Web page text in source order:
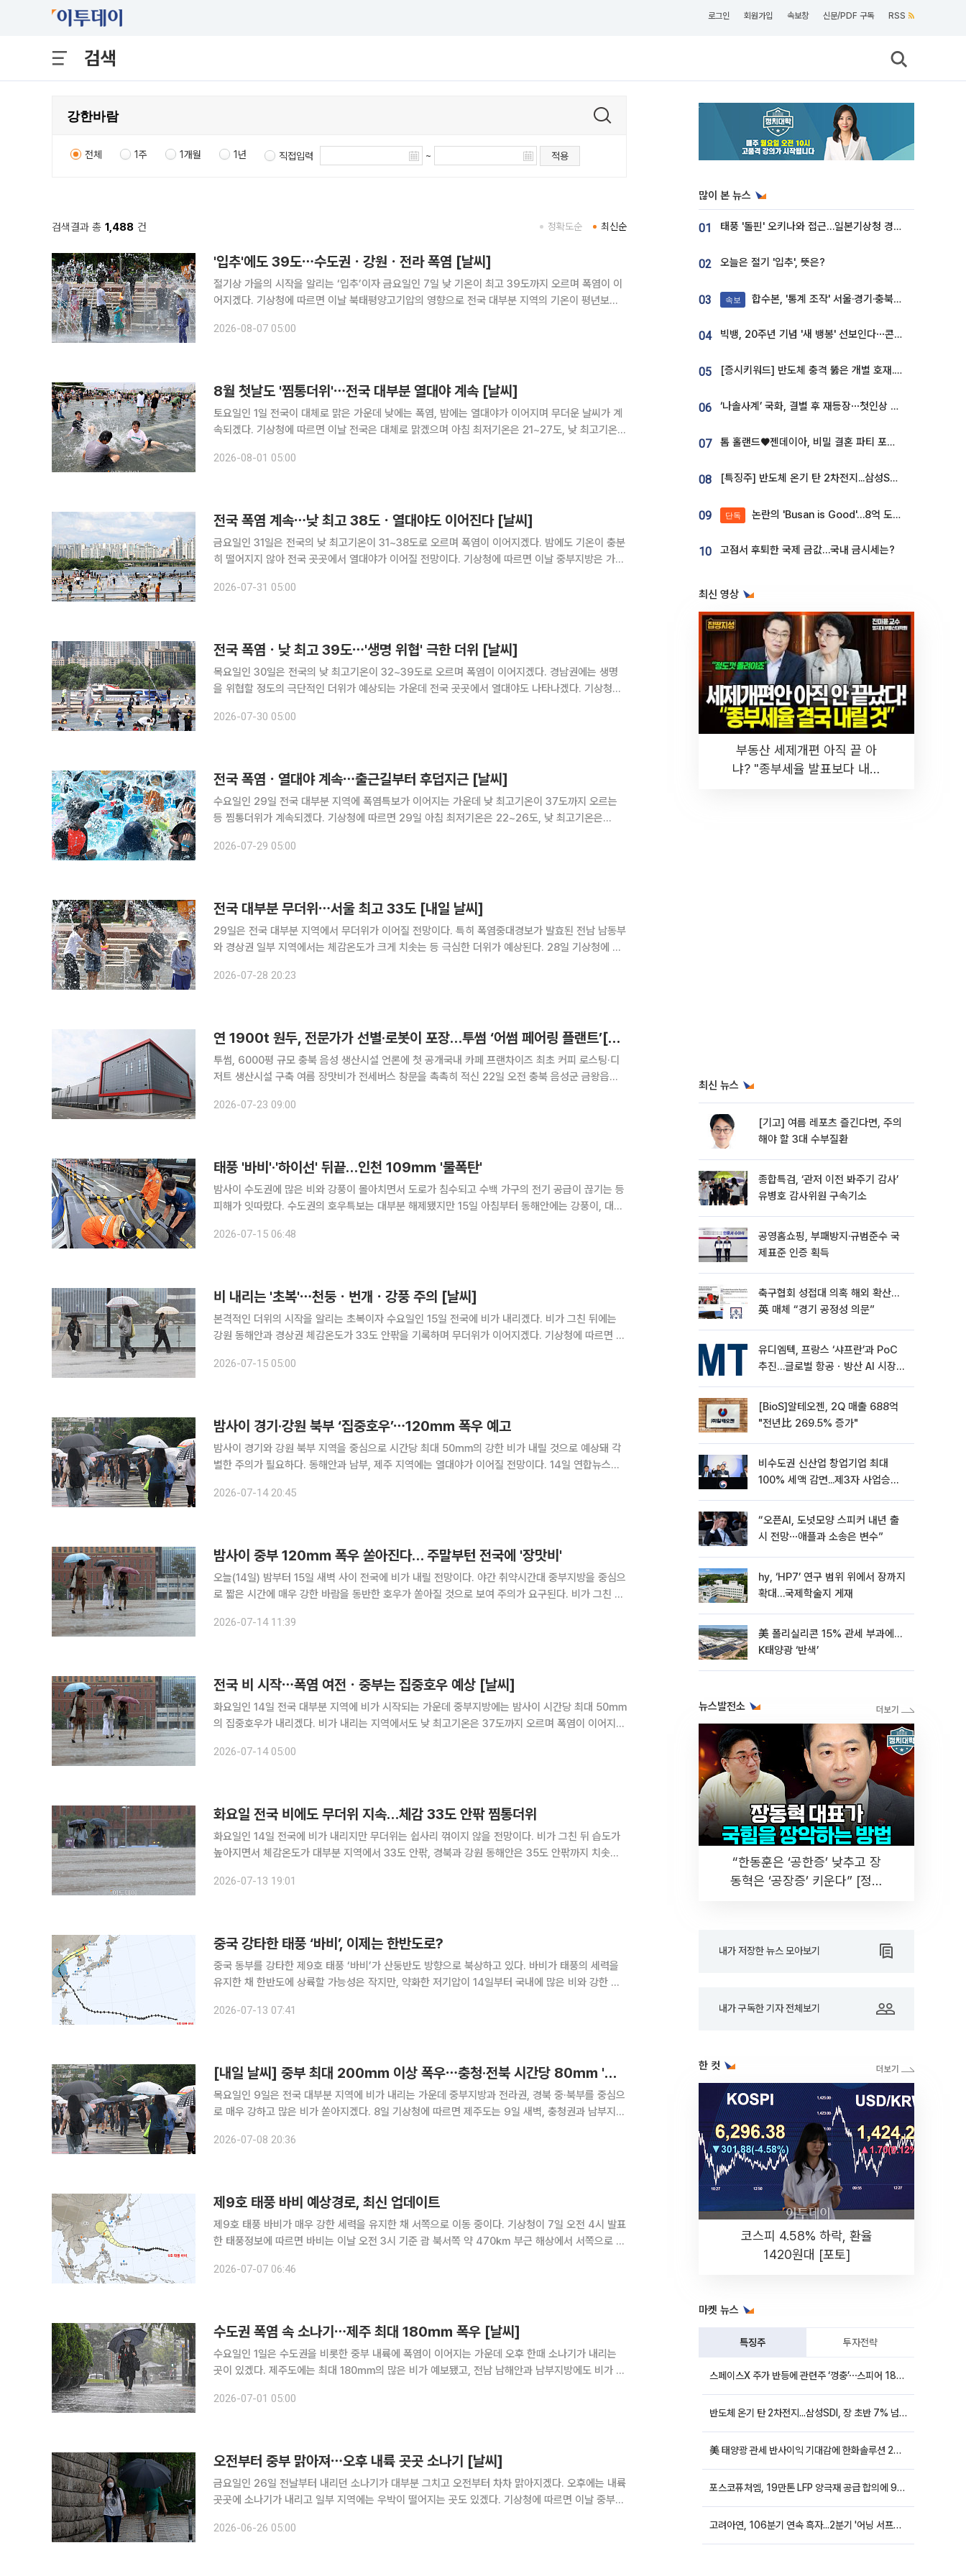
로그인 회원가입 속보창 신문/PDF 구독 RSS
검색
전체 1주 1개월 1년 직접입력 ~ 적용
검색결과 총 1,488 건 최신순
정확도순
'입추'에도 39도⋯수도권ㆍ강원ㆍ전라 폭염 [날씨]
절기상 가을의 시작을 알리는 ‘입추’이자 금요일인 7일 낮 기온이 최고 39도까지 오르며 폭염이 이
어지겠다. 기상청에 따르면 이날 북태평양고기압의 영향으로 전국 대부분 지역의 기온이 평년보다
효된 가운데 최고체감온도는 35도 안팎까지 올라 매우 덥겠다
2026-08-07 05:00
8월 첫날도 '찜통더위'⋯전국 대부분 열대야 계속 [날씨]
토요일인 1일 전국이 대체로 맑은 가운데 낮에는 폭염, 밤에는 열대야가 이어지며 무더운 날씨가 계
속되겠다. 기상청에 따르면 이날 전국은 대체로 맑겠으며 아침 최저기온은 21~27도, 낮 최고기온은
온이 25도 이상 유지되는 열대야가 나타나는 곳이 많겠다.
2026-08-01 05:00
전국 폭염 계속⋯낮 최고 38도ㆍ열대야도 이어진다 [날씨]
금요일인 31일은 전국의 낮 최고기온이 31~38도로 오르며 폭염이 이어지겠다. 밤에도 기온이 충분
히 떨어지지 않아 전국 곳곳에서 열대야가 이어질 전망이다. 기상청에 따르면 이날 중부지방은 가끔
2026-07-31 05:00
전국 폭염ㆍ낮 최고 39도⋯'생명 위협' 극한 더위 [날씨]
목요일인 30일은 전국의 낮 최고기온이 32~39도로 오르며 폭염이 이어지겠다. 경남권에는 생명
을 위협할 정도의 극단적인 더위가 예상되는 가운데 전국 곳곳에서 열대야도 나타나겠다. 기상청에
고기압의 영향으로 강한 햇볕이 이어지면서 전국 대부분 지역의 기온이 평년
2026-07-30 05:00
전국 폭염ㆍ열대야 계속⋯출근길부터 후덥지근 [날씨]
수요일인 29일 전국 대부분 지역에 폭염특보가 이어지는 가운데 낮 최고기온이 37도까지 오르는
등 찜통더위가 계속되겠다. 기상청에 따르면 29일 아침 최저기온은 22~26도, 낮 최고기온은
2026-07-29 05:00
전국 대부분 무더위⋯서울 최고 33도 [내일 날씨]
29일은 전국 대부분 지역에서 무더위가 이어질 전망이다. 특히 폭염중대경보가 발효된 전남 남동부
와 경상권 일부 지역에서는 체감온도가 크게 치솟는 등 극심한 더위가 예상된다. 28일 기상청에 따
2026-07-28 20:23
연 1900t 원두, 전문가가 선별·로봇이 포장…투썸 ‘어썸 페어링 플랜트’[가보니]
투썸, 6000평 규모 충북 음성 생산시설 언론에 첫 공개국내 카페 프랜차이즈 최초 커피 로스팅·디
저트 생산시설 구축 여름 장맛비가 전세버스 창문을 촉촉히 적신 22일 오전 충북 음성군 금왕읍에
한 커피 향이 기분좋게 코 끝을 자극했다. 생산동 내 로스팅실에
2026-07-23 09:00
태풍 '바비'·'하이선' 뒤끝…인천 109㎜ '물폭탄'
밤사이 수도권에 많은 비와 강풍이 몰아치면서 도로가 침수되고 수백 가구의 전기 공급이 끊기는 등
피해가 잇따랐다. 수도권의 호우특보는 대부분 해제됐지만 15일 아침부터 동해안에는 강풍이, 대구·
면 전날 오후 6시부터 이날 오전 3시까지 인천에서 접수된 강풍
2026-07-15 06:48
비 내리는 '초복'⋯천둥ㆍ번개ㆍ강풍 주의 [날씨]
본격적인 더위의 시작을 알리는 초복이자 수요일인 15일 전국에 비가 내리겠다. 비가 그친 뒤에는
강원 동해안과 경상권 체감온도가 33도 안팎을 기록하며 무더위가 이어지겠다. 기상청에 따르면 이
중심으로 돌풍과 천둥ㆍ번개를 동반한 매우 강한 비가 내리는 곳이 있겠
2026-07-15 05:00
밤사이 경기·강원 북부 ‘집중호우’⋯120㎜ 폭우 예고
밤사이 경기와 강원 북부 지역을 중심으로 시간당 최대 50㎜의 강한 비가 내릴 것으로 예상돼 각
별한 주의가 필요하다. 동해안과 남부, 제주 지역에는 열대야가 이어질 전망이다. 14일 연합뉴스에
늦은 밤부터 15일 이른 새벽 사이 시간당 30∼50㎜의 집중호우가
2026-07-14 20:45
밤사이 중부 120㎜ 폭우 쏟아진다… 주말부턴 전국에 '장맛비'
오늘(14일) 밤부터 15일 새벽 사이 전국에 비가 내릴 전망이다. 야간 취약시간대 중부지방을 중심으
로 짧은 시간에 매우 강한 바람을 동반한 호우가 쏟아질 것으로 보여 주의가 요구된다. 비가 그친 뒤
용을 담은 강수와 날씨 전망을 발표했다. 이날 저녁부터 한
2026-07-14 11:39
전국 비 시작⋯폭염 여전ㆍ중부는 집중호우 예상 [날씨]
화요일인 14일 전국 대부분 지역에 비가 시작되는 가운데 중부지방에는 밤사이 시간당 최대 50㎜
의 집중호우가 내리겠다. 비가 내리는 지역에서도 낮 최고기온은 37도까지 오르며 폭염이 이어지겠
시작돼 오후에는 강원도와 충북, 전라권으로 확대되겠고, 밤에는 경상
2026-07-14 05:00
화요일 전국 비에도 무더위 지속…체감 33도 안팎 찜통더위
화요일인 14일 전국에 비가 내리지만 무더위는 쉽사리 꺾이지 않을 전망이다. 비가 그친 뒤 습도가
높아지면서 체감온도가 대부분 지역에서 33도 안팎, 경북과 강원 동해안은 35도 안팎까지 치솟아
낮아지겠으나, 비가 그친 뒤 다시 습도가 오르면서 무더위가 재
2026-07-13 19:01
중국 강타한 태풍 ‘바비’, 이제는 한반도로?
중국 동부를 강타한 제9호 태풍 ‘바비’가 산둥반도 방향으로 북상하고 있다. 바비가 태풍의 세력을
유지한 채 한반도에 상륙할 가능성은 작지만, 약화한 저기압이 14일부터 국내에 많은 비와 강한 바
부근 육상에서 시속 11㎞로 북북서진했다. 중심기압은 99
2026-07-13 07:41
[내일 날씨] 중부 최대 200㎜ 이상 폭우⋯충청·전북 시간당 80㎜ '물폭탄'
목요일인 9일은 전국 대부분 지역에 비가 내리는 가운데 중부지방과 전라권, 경북 중·북부를 중심으
로 매우 강하고 많은 비가 쏟아지겠다. 8일 기상청에 따르면 제주도는 9일 새벽, 충청권과 남부지방
상 강수량은 서울·인천·경기 50~100㎜(많은 곳 150㎜
2026-07-08 20:36
제9호 태풍 바비 예상경로, 최신 업데이트
제9호 태풍 바비가 매우 강한 세력을 유지한 채 서쪽으로 이동 중이다. 기상청이 7일 오전 4시 발표
한 태풍정보에 따르면 바비는 이날 오전 3시 기준 괌 북서쪽 약 470㎞ 부근 해상에서 서쪽으로 이
계로 분류됐다. 바비는 당분간 강한 세력을 유지한
2026-07-07 06:46
수도권 폭염 속 소나기⋯제주 최대 180㎜ 폭우 [날씨]
수요일인 1일은 수도권을 비롯한 중부 내륙에 폭염이 이어지는 가운데 오후 한때 소나기가 내리는
곳이 있겠다. 제주도에는 최대 180㎜의 많은 비가 예보됐고, 전남 남해안과 남부지방에도 비가 내
이어지겠다. 전남권과 경남권, 경북 남부에는 새벽부터 저녁 사이 비가
2026-07-01 05:00
오전부터 중부 맑아져⋯오후 내륙 곳곳 소나기 [날씨]
금요일인 26일 전날부터 내리던 소나기가 대부분 그치고 오전부터 차차 맑아지겠다. 오후에는 내륙
곳곳에 소나기가 내리고 일부 지역에는 우박이 떨어지는 곳도 있겠다. 기상청에 따르면 이날 중부지
원도와 경북 일부 지역에는 전날부터 이어진 소나기가 이어지는 곳이 있
2026-06-26 05:00
많이 본 뉴스
01 태풍 '돌핀' 오키나와 접근…일본기상청 경로 업데이트
02 오늘은 절기 '입추', 뜻은?
03 속보 합수본, '통계 조작' 서울·경기·충북 선관위 등 추가 압수수색
04 빅뱅, 20주년 기념 '새 뱅봉' 선보인다⋯콘서트 앞두고 팝업 개최
05 [증시키워드] 반도체 충격 뚫은 개별 호재...포스코퓨처엠·에코프로·한화솔루션 '눈길'
06 ‘나솔사계’ 국화, 결별 후 재등장⋯첫인상 투표 휩쓸고 ‘인기녀’ 등극
07 톰 홀랜드♥젠데이아, 비밀 결혼 파티 포착⋯호텔 대관비만 9억
08 [특징주] 반도체 온기 탄 2차전지...삼성SDI, 장 초반 7% 넘게 껑충
09 단독 논란의 'Busan is Good'…8억 도시브랜드, 용산 대통령실 CI 업체가 수행
10 고점서 후퇴한 국제 금값…국내 금시세는?
최신 영상
부동산 세제개편 아직 끝 아
냐? "종부세율 발표보다 내릴
최신 뉴스
[기고] 여름 레포츠 즐긴다면, 주의
해야 할 3대 수부질환
종합특검, ‘관저 이전 봐주기 감사’
유병호 감사위원 구속기소
공영홈쇼핑, 부패방지·규범준수 국
제표준 인증 획득
축구협회 성접대 의혹 해외 확산…
英 매체 “경기 공정성 의문”
유디엠텍, 프랑스 ‘샤프란’과 PoC
추진…글로벌 항공ㆍ방산 AI 시장
[BioS]알테오젠, 2Q 매출 688억
"전년比 269.5% 증가"
비수도권 신산업 창업기업 최대
100% 세액 감면...제3자 사업승계
“오픈AI, 도넛모양 스피커 내년 출
시 전망⋯애플과 소송은 변수”
hy, ‘HP7’ 연구 범위 위에서 장까지
확대…국제학술지 게재
美 폴리실리콘 15% 관세 부과에…
K태양광 ‘반색’
뉴스발전소
“한동훈은 ‘공한증’ 낮추고 장
동혁은 ‘공장증’ 키운다” [정치
내가 저장한 뉴스 모아보기
내가 구독한 기자 전체보기
한 컷
코스피 4.58% 하락, 환율
1420원대 [포토]
마켓 뉴스
특징주 투자전략
스페이스X 주가 반등에 관련주 ‘껑충’⋯스피어 18%ㆍ에이치브이엠 12%↑
반도체 온기 탄 2차전지...삼성SDI, 장 초반 7% 넘게 껑충
美 태양광 관세 반사이익 기대감에 한화솔루션 20%대·OCI홀딩스 14%대 급등
포스코퓨처엠, 19만톤 LFP 양극재 공급 합의에 9%대 강세
고려아연, 106분기 연속 흑자...2분기 '어닝 서프라이즈'에 장 초반 12%대 강세